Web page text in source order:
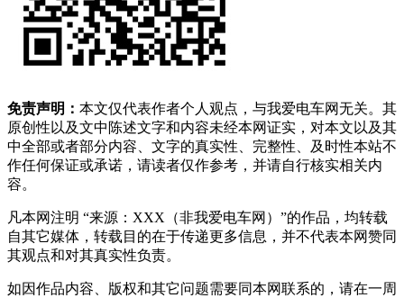
免责声明： 本文仅代表作者个人观点，与我爱电车网无关。其
原创性以及文中陈述文字和内容未经本网证实，对本文以及其
中全部或者部分内容、文字的真实性、完整性、及时性本站不
作任何保证或承诺，请读者仅作参考，并请自行核实相关内
容。
凡本网注明 “来源：XXX（非我爱电车网）”的作品，均转载
自其它媒体，转载目的在于传递更多信息，并不代表本网赞同
其观点和对其真实性负责。
如因作品内容、版权和其它问题需要同本网联系的，请在一周